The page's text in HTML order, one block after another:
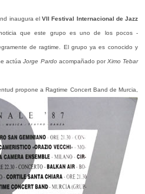
inaugura elVII Festival Internacional de Jazz
que este grupo es uno de los pocos -
de ragtime. El grupo ya es conocido y
actúa Jorge Pardoacompañado por Ximo Tebar
propone a Ragtime Concert Band de Murcia,